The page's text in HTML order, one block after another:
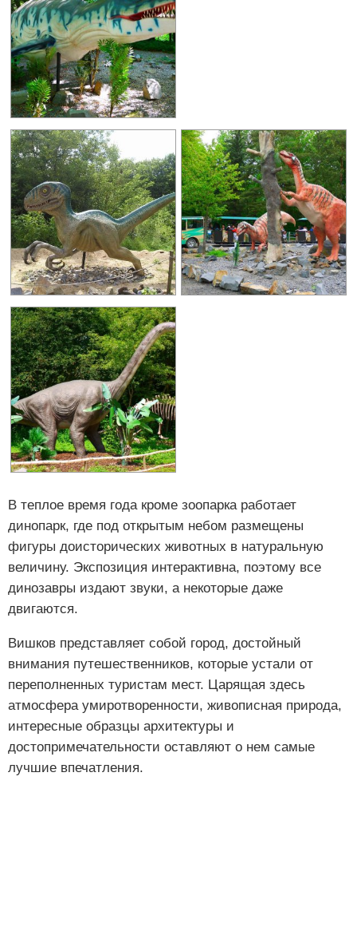
В теплое время года кроме зоопарка работает
динопарк, где под открытым небом размещены
фигуры доисторических животных в натуральную
величину. Экспозиция интерактивна, поэтому все
динозавры издают звуки, а некоторые даже
двигаются.
Вишков представляет собой город, достойный
внимания путешественников, которые устали от
переполненных туристам мест. Царящая здесь
атмосфера умиротворенности, живописная природа,
интересные образцы архитектуры и
достопримечательности оставляют о нем самые
лучшие впечатления.